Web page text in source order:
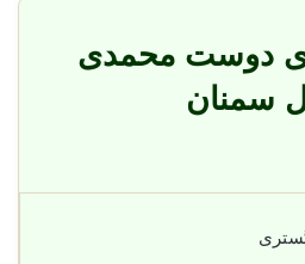
دوست محمدی
سمنان